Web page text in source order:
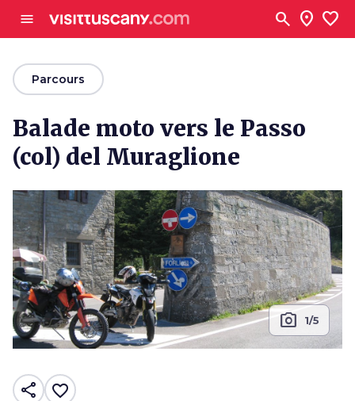
menu search location_on favorite
arrow_backParcours
Balade moto vers le Passo
(col) del Muraglione
photo_camera 1/5
share favorite_border